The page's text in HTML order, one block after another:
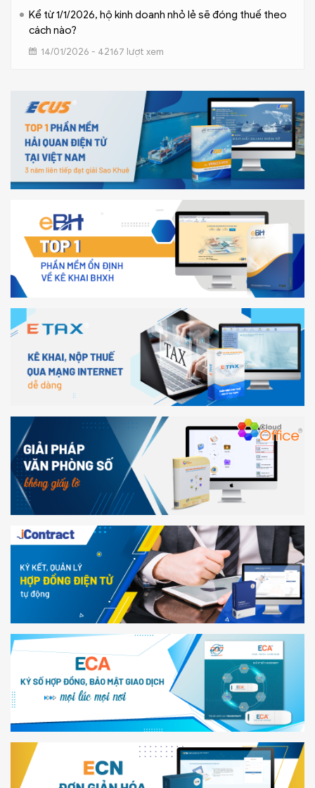
Kể từ 1/1/2026, hộ kinh doanh nhỏ lẻ sẽ đóng thuế theo
cách nào?
14/01/2026 - 42167 lượt xem